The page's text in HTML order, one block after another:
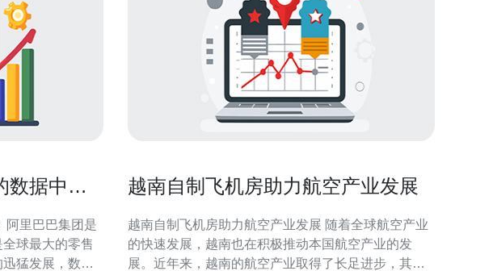
数据中
球最大的零售
猛发展，数据
越南自制飞机房助力航空产业发展
越南自制飞机房助力航空产业发展 随着全球航空产业
的快速发展，越南也在积极推动本国航空产业的发
展。近年来，越南的航空产业取得了长足进步，其中